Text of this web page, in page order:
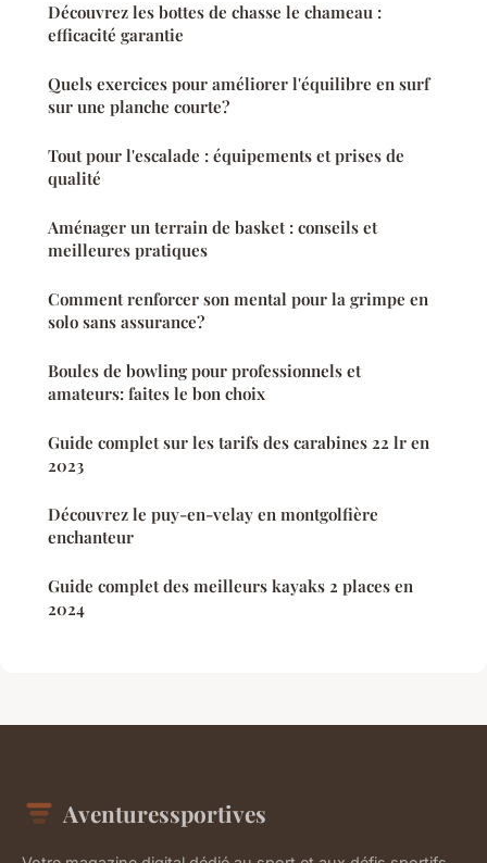
Découvrez les bottes de chasse le chameau :
efficacité garantie
Quels exercices pour améliorer l'équilibre en surf
sur une planche courte?
Tout pour l'escalade : équipements et prises de
qualité
Aménager un terrain de basket : conseils et
meilleures pratiques
Comment renforcer son mental pour la grimpe en
solo sans assurance?
Boules de bowling pour professionnels et
amateurs: faites le bon choix
Guide complet sur les tarifs des carabines 22 lr en
2023
Découvrez le puy-en-velay en montgolfière
enchanteur
Guide complet des meilleurs kayaks 2 places en
2024
Aventuressportives